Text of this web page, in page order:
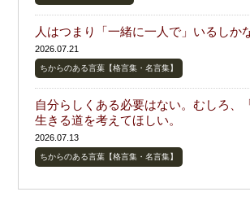
人はつまり「一緒に一人で」いるしか
2026.07.21
ちからのある言葉【格言集・名言集】
自分らしくある必要はない。むしろ、
生きる道を考えてほしい。
2026.07.13
ちからのある言葉【格言集・名言集】